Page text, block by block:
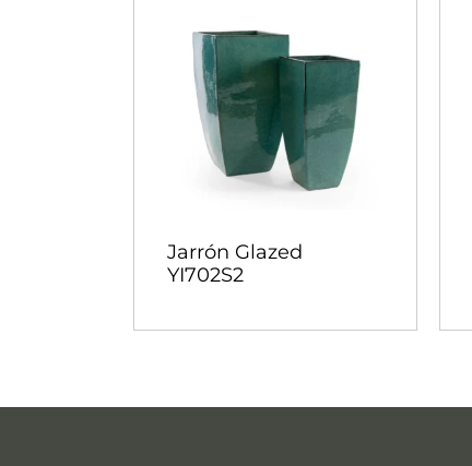
Jarrón Glazed
YI702S2